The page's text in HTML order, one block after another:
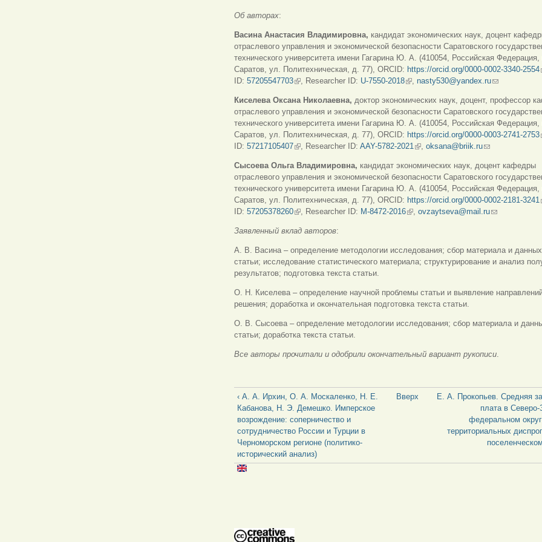
Об авторах:
Васина Анастасия Владимировна, кандидат экономических наук, доцент
отраслевого управления и экономической безопасности Саратовского
технического университета имени Гагарина Ю. А. (410054, Российская Федерация,
Саратов, ул. Политехническая, д. 77), ORCID: https://orcid.org/0000-0002-3340-2554
ID: 57205547703(внешняя ссылка)
, Researcher ID: U-7550-2018(внешняя ссылка)
, nasty530@yandex.ru(ссылка для
Киселева Оксана Николаевна, доктор экономических наук, доцент, профессор
отраслевого управления и экономической безопасности Саратовского
технического университета имени Гагарина Ю. А. (410054, Российская Федерация,
Саратов, ул. Политехническая, д. 77), ORCID: https://orcid.org/0000-0003-2741-2753
ID: 57217105407(внешняя ссылка)
, Researcher ID: AAY-5782-2021(внешняя ссылка)
, oksana@briik.ru(ссылка для
Сысоева Ольга Владимировна, кандидат экономических наук, доцент кафедры
отраслевого управления и экономической безопасности Саратовского
технического университета имени Гагарина Ю. А. (410054, Российская Федерация,
Саратов, ул. Политехническая, д. 77), ORCID: https://orcid.org/0000-0002-2181-3241
ID: 57205378260(внешняя ссылка)
, Researcher ID: M-8472-2016(внешняя ссылка)
, ovzaytseva@mail.ru(ссылка для
Заявленный вклад авторов:
А. В. Васина – определение методологии исследования; сбор материала и
статьи; исследование статистического материала; структурирование и анализ
результатов; подготовка текста статьи.
О. Н. Киселева – определение научной проблемы статьи и выявление
решения; доработка и окончательная подготовка текста статьи.
О. В. Сысоева – определение методологии исследования; сбор материала и
статьи; доработка текста статьи.
Все авторы прочитали и одобрили окончательный вариант рукописи.
‹ А. А. Ирхин, О. А. Москаленко, Н. Е.
Кабанова, Н. Э. Демешко. Имперское
возрождение: соперничество и
сотрудничество России и Турции в
Черноморском регионе (политико-
исторический анализ)
Вверх
Е. А. Прокопьев. Средняя
плата в
федеральном
территориальных